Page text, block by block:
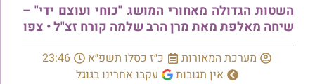
השטות הגדולה מאחורי המושג "כוחי ועוצם ידי" –
שיחה מאלפת מאת מרן הרב שלמה קורח זצ"ל • צפו
מערכת המאורות כ״ז כסלו תשפ״א
23:46
אין תגובות
עקבו אחרינו בגוגל